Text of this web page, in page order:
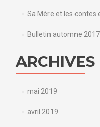
Sa Mère et les contes
Bulletin automne 2017
ARCHIVES
mai 2019
avril 2019